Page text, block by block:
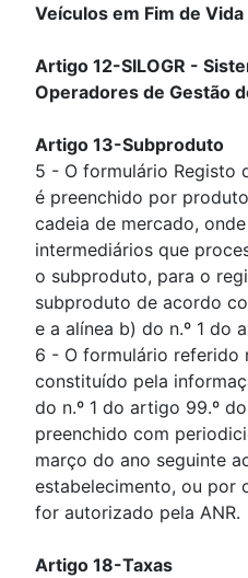
Veículos em Fim de Vida
Artigo 12-SILOGR -
Operadores de Gestão
Artigo 13-Subproduto
5 - O formulário Registo
é preenchido por
cadeia de mercado,
intermediários que
o subproduto, para o
subproduto de acordo
e a alínea b) do n.º 1 do
6 - O formulário referido
constituído pela
do n.º 1 do artigo 99.º
preenchido com
março do ano seguinte
estabelecimento, ou por
for autorizado pela ANR.
Artigo 18-Taxas